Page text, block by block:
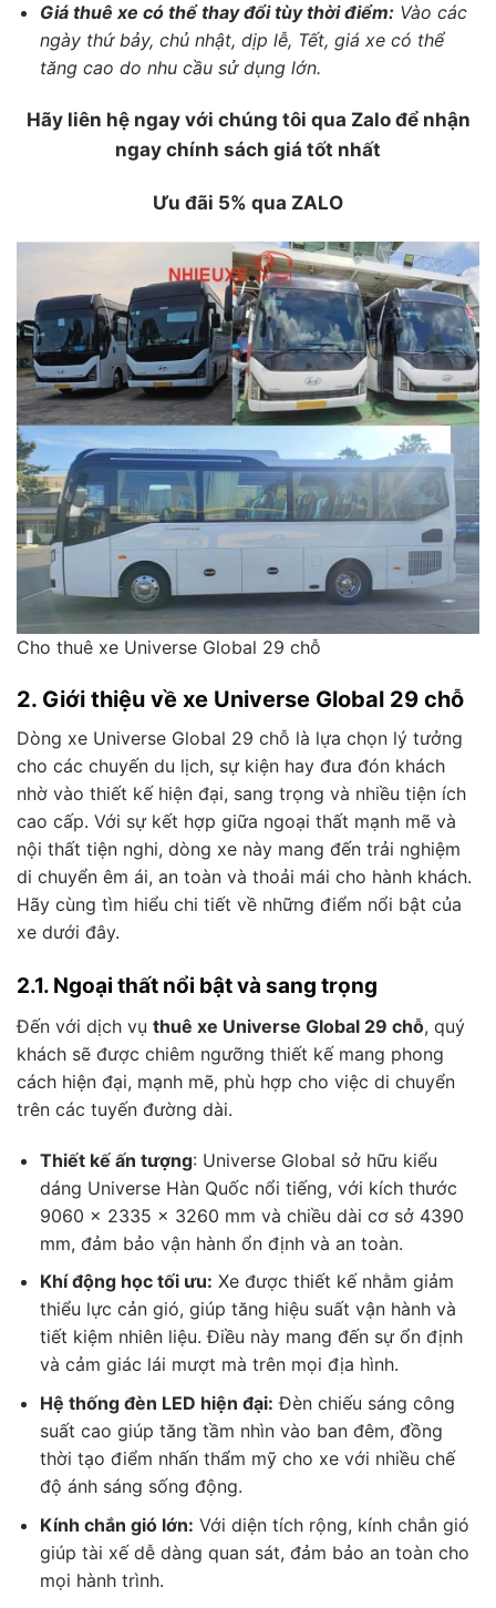
Giá thuê xe có thể thay đổi tùy thời điểm:Vào các
ngày thứ bảy, chủ nhật, dịp lễ, Tết, giá xe có thể
tăng cao do nhu cầu sử dụng lớn.
Hãy liên hệ ngay với chúng tôi qua Zalo để nhận
ngay chính sách giá tốt nhất
Ưu đãi 5% qua ZALO
Cho thuê xe Universe Global 29 chỗ
2. Giới thiệu về xe Universe Global 29 chỗ
Dòng xe Universe Global 29 chỗ là lựa chọn lý tưởng
cho các chuyến du lịch, sự kiện hay đưa đón khách
nhờ vào thiết kế hiện đại, sang trọng và nhiều tiện ích
cao cấp. Với sự kết hợp giữa ngoại thất mạnh mẽ và
nội thất tiện nghi, dòng xe này mang đến trải nghiệm
di chuyển êm ái, an toàn và thoải mái cho hành khách.
Hãy cùng tìm hiểu chi tiết về những điểm nổi bật của
xe dưới đây.
2.1. Ngoại thất nổi bật và sang trọng
Đến với dịch vụ thuê xe Universe Global 29 chỗ, quý
khách sẽ được chiêm ngưỡng thiết kế mang phong
cách hiện đại, mạnh mẽ, phù hợp cho việc di chuyển
trên các tuyến đường dài.
Thiết kế ấn tượng: Universe Global sở hữu kiểu
dáng Universe Hàn Quốc nổi tiếng, với kích thước
9060 x 2335 x 3260 mm và chiều dài cơ sở 4390
mm, đảm bảo vận hành ổn định và an toàn.
Khí động học tối ưu: Xe được thiết kế nhằm giảm
thiểu lực cản gió, giúp tăng hiệu suất vận hành và
tiết kiệm nhiên liệu. Điều này mang đến sự ổn định
và cảm giác lái mượt mà trên mọi địa hình.
Hệ thống đèn LED hiện đại: Đèn chiếu sáng công
suất cao giúp tăng tầm nhìn vào ban đêm, đồng
thời tạo điểm nhấn thẩm mỹ cho xe với nhiều chế
độ ánh sáng sống động.
Kính chắn gió lớn: Với diện tích rộng, kính chắn gió
giúp tài xế dễ dàng quan sát, đảm bảo an toàn cho
mọi hành trình.